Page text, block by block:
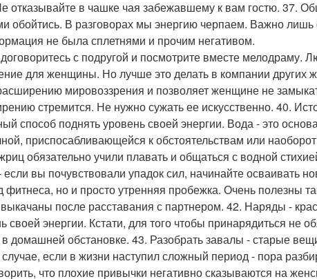
отказывайте в чашке чая забежавшему к вам гостю. 37.
обойтись. В разговорах мы энергию черпаем. Важно лишь
не была сплетнями и прочим негативом.
с подругой и посмотрите вместе мелодраму.
для женщины. Но лучше это делать в компании других
мировоззрения и позволяет женщине не
стремится. Не нужно сужать ее искусственно. 40.
способ поднять уровень своей энергии. Вода - это
приспосабливающейся к обстоятельствам или
обязательно учили плавать и общаться с водной
если вы почувствовали упадок сил, начинайте осваивать
фитнеса, но и просто утренняя пробежка. Очень полезны
после расставания с партнером. 42. Наряды -
своей энергии. Кстати, для того чтобы принарядиться не
домашней обстановке. 43. Разобрать завалы - старые
если в жизни наступил сложный период - пора
что плохие привычки негативно сказываются на